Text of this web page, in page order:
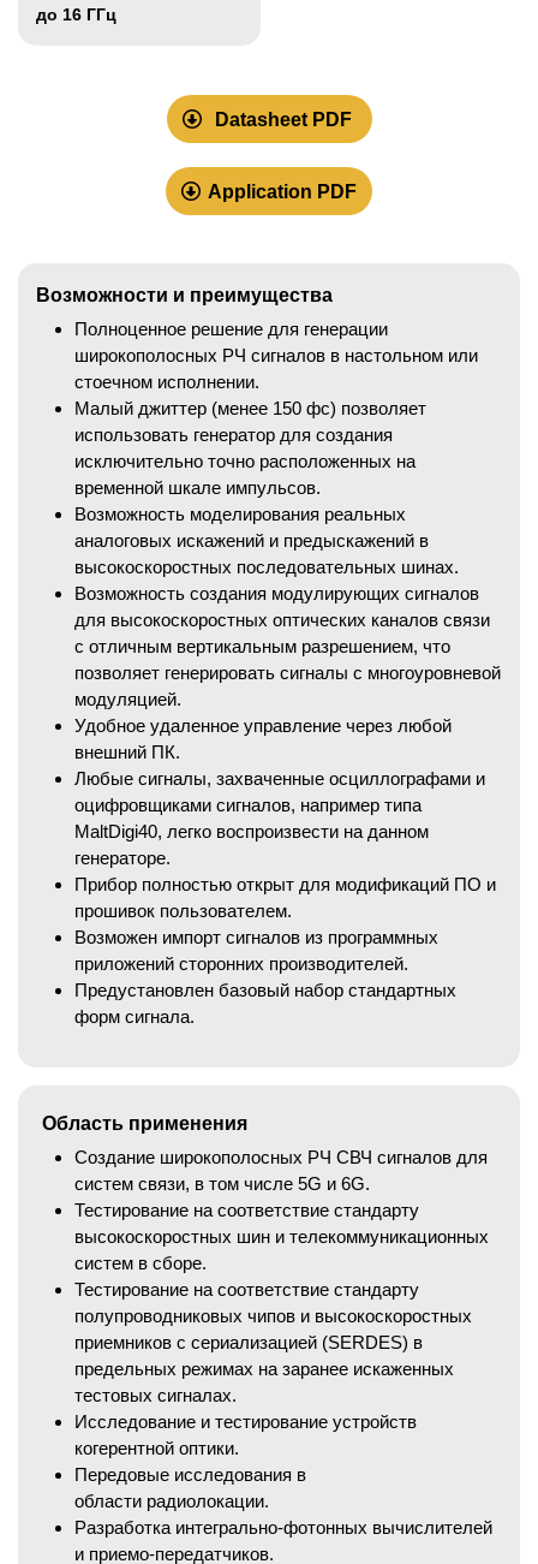
до 16 ГГц
Datasheet PDF
Application PDF
Возможности и преимущества
Полноценное решение для генерации
широкополосных РЧ сигналов в настольном или
стоечном исполнении.
Малый джиттер (менее 150 фс) позволяет
использовать генератор для создания
исключительно точно расположенных на
временной шкале импульсов.
Возможность моделирования реальных
аналоговых искажений и предыскажений в
высокоскоростных последовательных шинах.
Возможность создания модулирующих сигналов
для высокоскоростных оптических каналов связи
с отличным вертикальным разрешением, что
позволяет генерировать сигналы с многоуровневой
модуляцией.
Удобное удаленное управление через любой
внешний ПК.
Любые сигналы, захваченные осциллографами и
оцифровщиками сигналов, например типа
MaltDigi40, легко воспроизвести на данном
генераторе.
Прибор полностью открыт для модификаций ПО и
прошивок пользователем.
Возможен импорт сигналов из программных
приложений сторонних производителей.
Предустановлен базовый набор стандартных
форм сигнала.
Область применения
Создание широкополосных РЧ СВЧ сигналов для
систем связи, в том числе 5G и 6G.
Тестирование на соответствие стандарту
высокоскоростных шин и телекоммуникационных
систем в сборе.
Тестирование на соответствие стандарту
полупроводниковых чипов и высокоскоростных
приемников с сериализацией (SERDES) в
предельных режимах на заранее искаженных
тестовых сигналах.
Исследование и тестирование устройств
когерентной оптики.
Передовые исследования в
области радиолокации.
Разработка интегрально-фотонных вычислителей
и приемо-передатчиков.